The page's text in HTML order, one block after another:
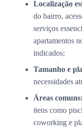
Localização
do bairro,
serviços
apartamentos
indicados;
Tamanho e
necessidades
Áreas comuns:
itens como
coworking e